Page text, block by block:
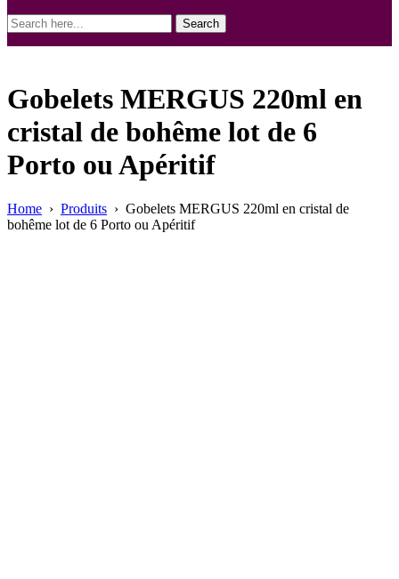
Search
Gobelets MERGUS 220ml en
cristal de bohême lot de 6
Porto ou Apéritif
Home › Produits › Gobelets MERGUS 220ml en cristal de
bohême lot de 6 Porto ou Apéritif